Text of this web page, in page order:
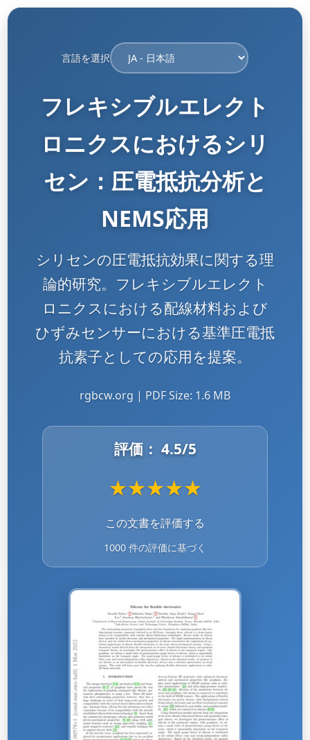
言語を選択
フレキシブルエレクト
ロニクスにおけるシリ
セン：圧電抵抗分析と
NEMS応用
シリセンの圧電抵抗効果に関する理
論的研究。フレキシブルエレクト
ロニクスにおける配線材料および
ひずみセンサーにおける基準圧電抵
抗素子としての応用を提案。
rgbcw.org | PDF Size: 1.6 MB
評価： 4.5/5
★★★★★
この文書を評価する
1000 件の評価に基づく